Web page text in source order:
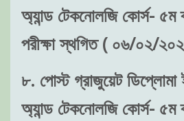
অ্যান্ড টেকনোলজি কোর্স- ৫ম
পরীক্ষা স্থগিত ( ০৬/০২/
৮. পোস্ট গ্রাজুয়েট ডিপ্লোমা
অ্যান্ড টেকনোলজি কোর্স- ৫ম